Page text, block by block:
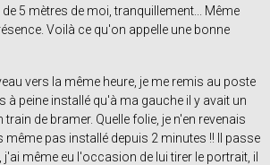
5 mètres de moi, tranquillement... Même
Voilà ce qu'on appelle une bonne
vers la même heure, je me remis au poste
à peine installé qu'à ma gauche il y avait un
de bramer. Quelle folie, je n'en revenais
même pas installé depuis 2 minutes !! Il passe
même eu l'occasion de lui tirer le portrait, il